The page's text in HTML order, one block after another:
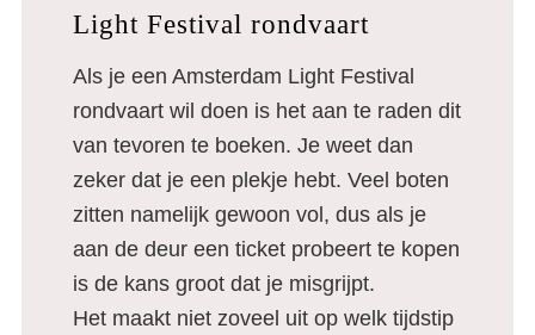
Light Festival rondvaart
Als je een Amsterdam Light Festival
rondvaart wil doen is het aan te raden dit
van tevoren te boeken. Je weet dan
zeker dat je een plekje hebt. Veel boten
zitten namelijk gewoon vol, dus als je
aan de deur een ticket probeert te kopen
is de kans groot dat je misgrijpt.
Het maakt niet zoveel uit op welk tijdstip